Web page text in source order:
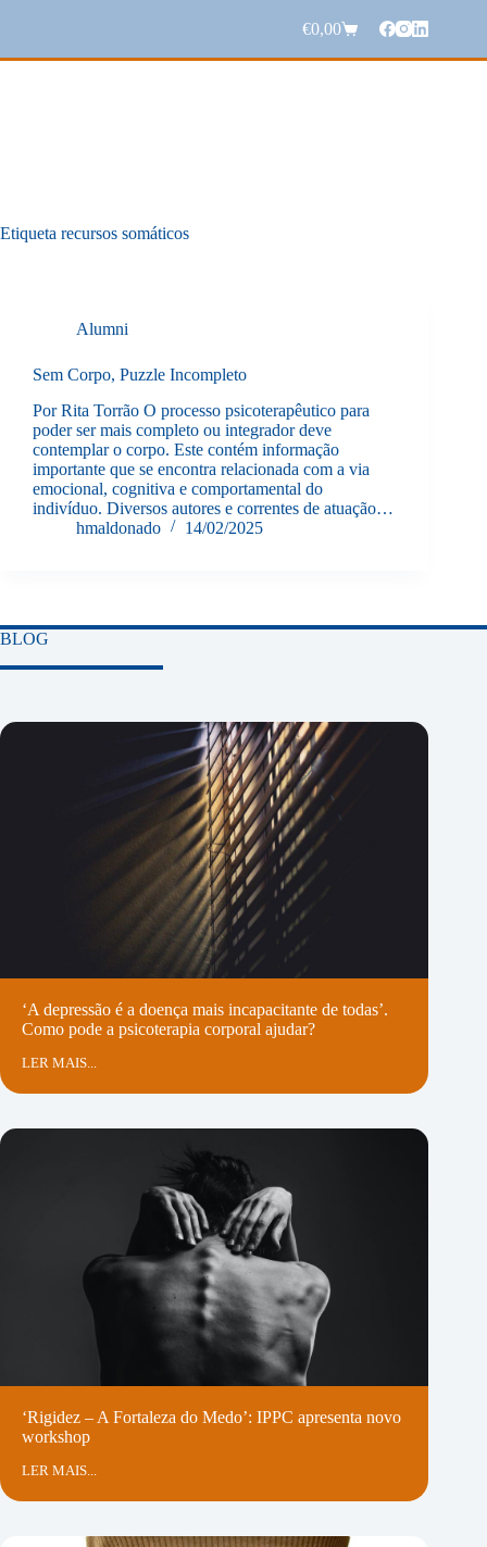
conteúdo
Carrinho
de
€0,00
Etiqueta recursos somáticos
Alumni
Sem Corpo, Puzzle Incompleto
Por Rita Torrão O processo psicoterapêutico para
poder ser mais completo ou integrador deve
contemplar o corpo. Este contém informação
importante que se encontra relacionada com a via
emocional, cognitiva e comportamental do
indivíduo. Diversos autores e correntes de atuação…
hmaldonado
14/02/2025
BLOG
‘A depressão é a doença mais incapacitante de todas’.
Como pode a psicoterapia corporal ajudar?
LER MAIS...
‘Rigidez – A Fortaleza do Medo’: IPPC apresenta novo
workshop
LER MAIS...